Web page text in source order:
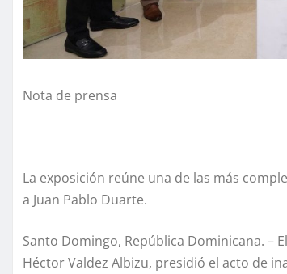
Nota de prensa
La exposición reúne una de las más
a Juan Pablo Duarte.
Santo Domingo, República Dominicana. –
Héctor Valdez Albizu, presidió el acto de